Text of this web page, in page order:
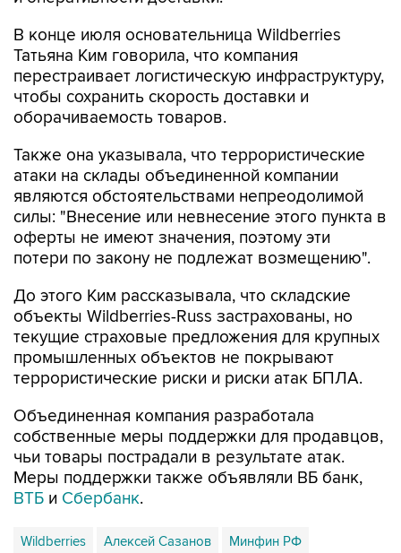
перестраивает логистическую инфраструктуру,
чтобы сохранить скорость доставки и
оборачиваемость товаров.
Также она указывала, что террористические
являются обстоятельствами непреодолимой
силы: "Внесение или невнесение этого пункта в
оферты не имеют значения, поэтому эти
потери по закону не подлежат возмещению".
До этого Ким рассказывала, что складские
текущие страховые предложения для крупных
промышленных объектов не покрывают
террористические риски и риски атак БПЛА.
Объединенная компания разработала
чьи товары пострадали в результате атак.
Меры поддержки также объявляли ВБ банк,
ВТБ иСбербанк.
Wildberries Алексей Сазанов